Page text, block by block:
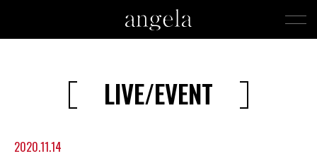
LIVE/EVENT
2020.11.14